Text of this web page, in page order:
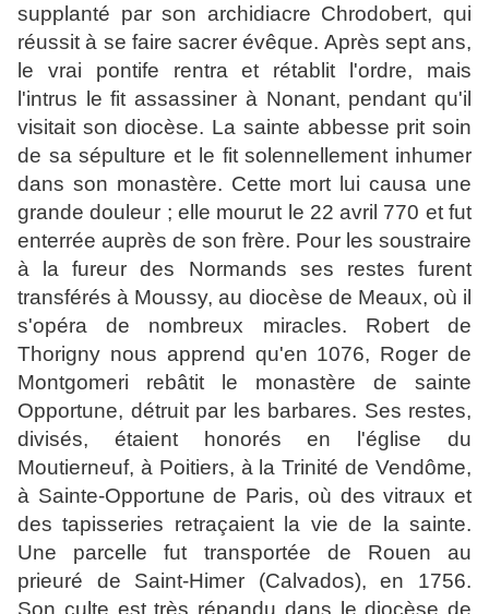
supplanté par son archidiacre Chrodobert, qui
réussit à se faire sacrer évêque. Après sept ans,
le vrai pontife rentra et rétablit l'ordre, mais
l'intrus le fit assassiner à Nonant, pendant qu'il
visitait son diocèse. La sainte abbesse prit soin
de sa sépulture et le fit solennellement inhumer
dans son monastère. Cette mort lui causa une
grande douleur ; elle mourut le 22 avril 770 et fut
enterrée auprès de son frère. Pour les soustraire
à la fureur des Normands ses restes furent
transférés à Moussy, au diocèse de Meaux, où il
s'opéra de nombreux miracles. Robert de
Thorigny nous apprend qu'en 1076, Roger de
Montgomeri rebâtit le monastère de sainte
Opportune, détruit par les barbares. Ses restes,
divisés, étaient honorés en l'église du
Moutierneuf, à Poitiers, à la Trinité de Vendôme,
à Sainte-Opportune de Paris, où des vitraux et
des tapisseries retraçaient la vie de la sainte.
Une parcelle fut transportée de Rouen au
prieuré de Saint-Himer (Calvados), en 1756.
Son culte est très répandu dans le diocèse de